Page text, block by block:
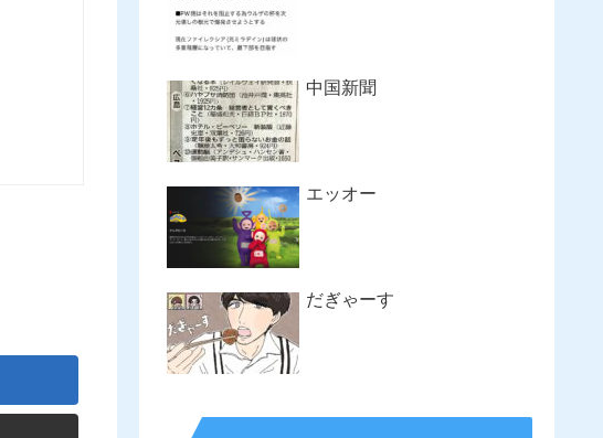
中国新聞
エッオー
だぎゃーす